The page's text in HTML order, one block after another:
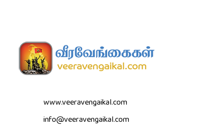
www.veeravengaikal.com
info@veeravengaikal.com